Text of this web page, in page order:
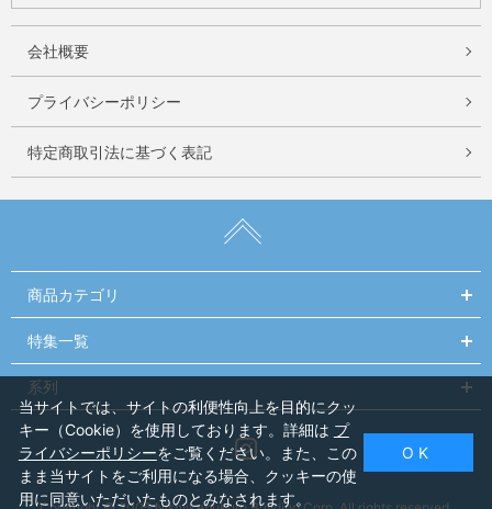
会社概要
プライバシーポリシー
特定商取引法に基づく表記
商品カテゴリ
特集一覧
系列
Instagram
当サイトでは、サイトの利便性向上を目的にクッ
キー（Cookie）を使用しております。詳細は プ
ライバシーポリシーをご覧ください。また、この
まま当サイトをご利用になる場合、クッキーの使
用に同意いただいたものとみなされます。
O K